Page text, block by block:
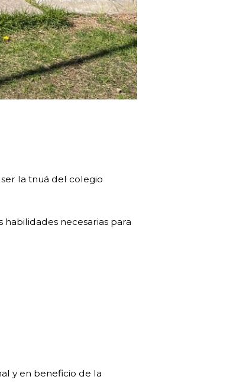
la tnuá del colegio
necesarias para
y en beneficio de la